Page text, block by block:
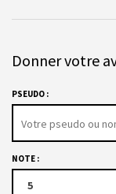
Donner votre
PSEUDO :
NOTE :
5